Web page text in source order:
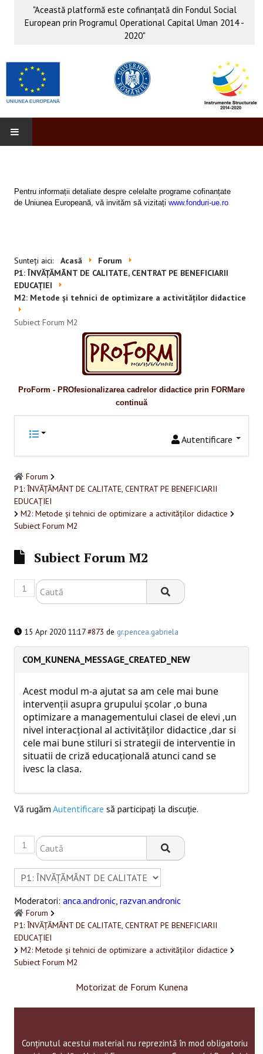
"Această platformă este cofinanţată din Fondul Social
European prin Programul Operational Capital Uman 2014 -
2020"
INFO & PUB
Promovare
RESURSE EDUCAŢIONALE
Pentru educaţie incluzivă
Pentru management instituțional
FORUM
CAMPANIE ONLINE
CONTACT
Pentru informații detaliate despre celelalte programe cofinanțate
de Uniunea Europeană, vă invităm să vizitați www.fonduri-ue.ro
Sunteți aici: Acasă
Forum
P1: ÎNVĂȚĂMÂNT DE CALITATE, CENTRAT PE BENEFICIARII
EDUCAȚIEI
M2: Metode și tehnici de optimizare a activităților didactice
Subiect Forum M2
ProForm - PROfesionalizarea cadrelor didactice prin FORMare
continuă
Autentificare
Forum
P1: ÎNVĂȚĂMÂNT DE CALITATE, CENTRAT PE BENEFICIARII
EDUCAȚIEI
M2: Metode și tehnici de optimizare a activităților didactice
Subiect Forum M2
Subiect Forum M2
1
15 Apr 2020 11:17 #873 de gr.pencea.gabriela
COM_KUNENA_MESSAGE_CREATED_NEW
Acest modul m-a ajutat sa am cele mai bune
intervenții asupra grupului școlar ,o buna
optimizare a managementului clasei de elevi ,un
nivel interacţional al activităților didactice ,dar si
cele mai bune stiluri si strategii de interventie in
situatii de criză educațională atunci cand se
ivesc la clasa.
Vă rugăm Autentificare să participaţi la discuţie.
1
Moderatori: anca.andronic, razvan.andronic
Forum
P1: ÎNVĂȚĂMÂNT DE CALITATE, CENTRAT PE BENEFICIARII
EDUCAȚIEI
M2: Metode și tehnici de optimizare a activităților didactice
Subiect Forum M2
Motorizat de Forum Kunena
Conținutul acestui material nu reprezintă în mod obligatoriu